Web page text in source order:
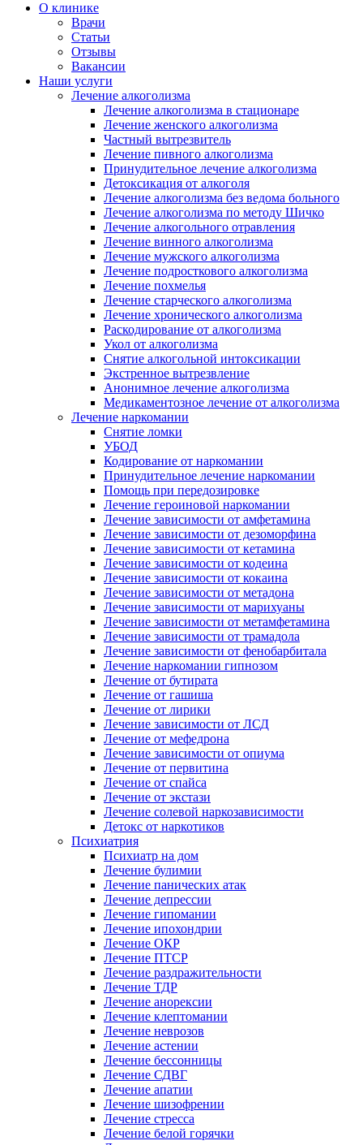
О клинике
Врачи
Статьи
Отзывы
Вакансии
Наши услуги
Лечение алкоголизма
Лечение алкоголизма в стационаре
Лечение женского алкоголизма
Частный вытрезвитель
Лечение пивного алкоголизма
Принудительное лечение алкоголизма
Детоксикация от алкоголя
Лечение алкоголизма без ведома больного
Лечение алкоголизма по методу Шичко
Лечение алкогольного отравления
Лечение винного алкоголизма
Лечение мужского алкоголизма
Лечение подросткового алкоголизма
Лечение похмелья
Лечение старческого алкоголизма
Лечение хронического алкоголизма
Раскодирование от алкоголизма
Укол от алкоголизма
Снятие алкогольной интоксикации
Экстренное вытрезвление
Анонимное лечение алкоголизма
Медикаментозное лечение от алкоголизма
Лечение наркомании
Снятие ломки
УБОД
Кодирование от наркомании
Принудительное лечение наркомании
Помощь при передозировке
Лечение героиновой наркомании
Лечение зависимости от амфетамина
Лечение зависимости от дезоморфина
Лечение зависимости от кетамина
Лечение зависимости от кодеина
Лечение зависимости от кокаина
Лечение зависимости от метадона
Лечение зависимости от марихуаны
Лечение зависимости от метамфетамина
Лечение зависимости от трамадола
Лечение зависимости от фенобарбитала
Лечение наркомании гипнозом
Лечение от бутирата
Лечение от гашиша
Лечение от лирики
Лечение зависимости от ЛСД
Лечение от мефедрона
Лечение зависимости от опиума
Лечение от первитина
Лечение от спайса
Лечение от экстази
Лечение солевой наркозависимости
Детокс от наркотиков
Психиатрия
Психиатр на дом
Лечение булимии
Лечение панических атак
Лечение депрессии
Лечение гипомании
Лечение ипохондрии
Лечение ОКР
Лечение ПТСР
Лечение раздражительности
Лечение ТДР
Лечение анорексии
Лечение клептомании
Лечение неврозов
Лечение астении
Лечение бессонницы
Лечение СДВГ
Лечение апатии
Лечение шизофрении
Лечение стресса
Лечение белой горячки